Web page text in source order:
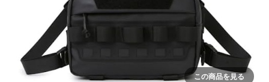
この商品を見る